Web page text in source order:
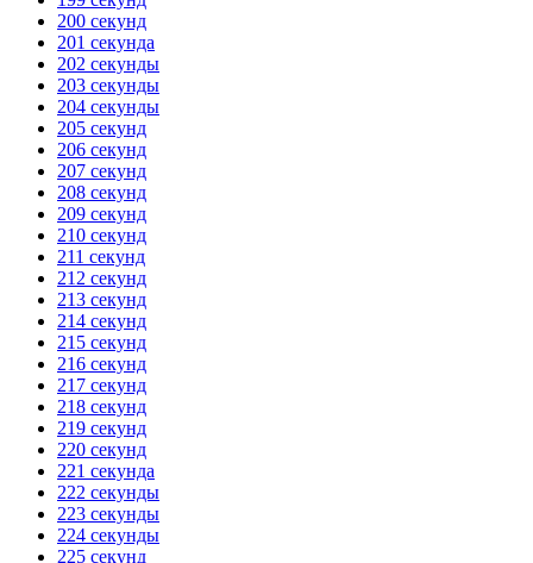
200 секунд
201 секунда
202 секунды
203 секунды
204 секунды
205 секунд
206 секунд
207 секунд
208 секунд
209 секунд
210 секунд
211 секунд
212 секунд
213 секунд
214 секунд
215 секунд
216 секунд
217 секунд
218 секунд
219 секунд
220 секунд
221 секунда
222 секунды
223 секунды
224 секунды
225 секунд